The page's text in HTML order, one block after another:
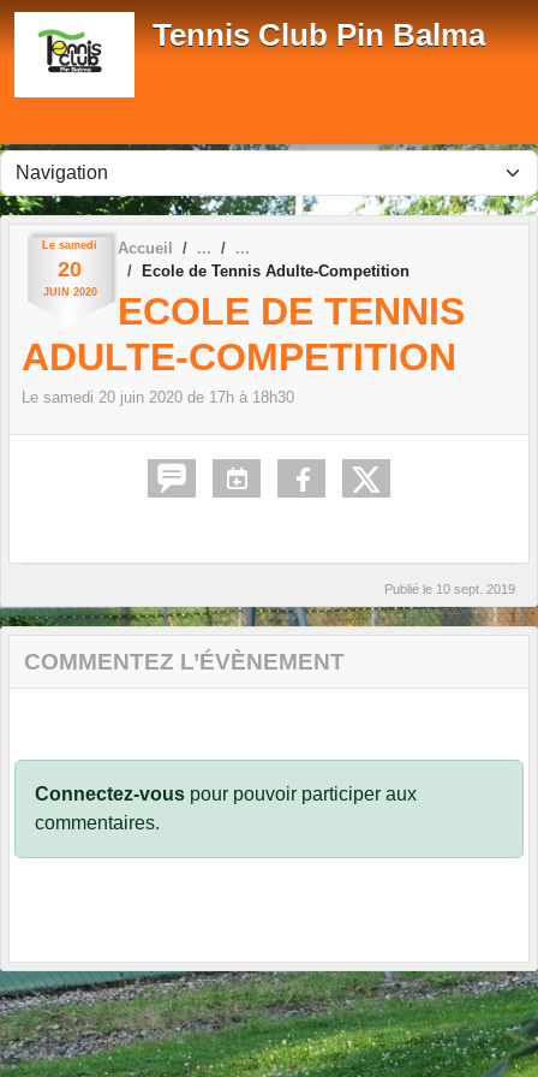
Tennis Club Pin Balma
Le samedi
20
JUIN 2020
Accueil
Ecole de Tennis Adulte-Competition
ECOLE DE TENNIS
ADULTE-COMPETITION
Le samedi 20 juin 2020 de 17h à 18h30
Publié le 10 sept. 2019
COMMENTEZ L’ÉVÈNEMENT
Connectez-vous pour pouvoir participer aux
commentaires.
Panneau de gestion des cookies